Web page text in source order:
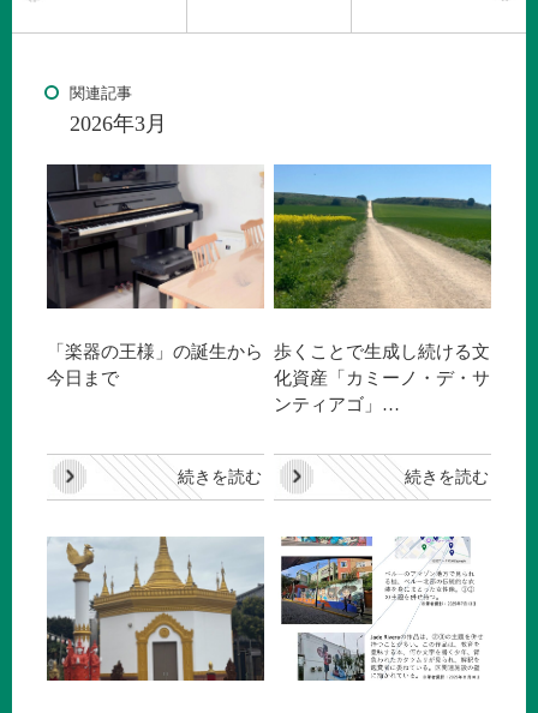
関連記事
2026年3月
「楽器の王様」の誕生から
今日まで
続きを読む
歩くことで生成し続ける文
化資産「カミーノ・デ・サ
ンティアゴ」…
続きを読む